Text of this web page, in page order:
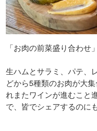
「お肉の前菜盛り合わせ
生ハムとサラミ、パテ、
どから5種類のお肉が大
れまたワインが進むこと
で、皆でシェアするのに